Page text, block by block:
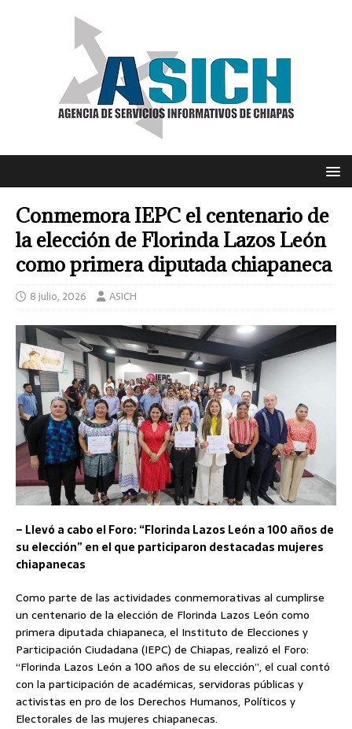
Conmemora IEPC el centenario de
la elección de Florinda Lazos León
como primera diputada chiapaneca
8 julio, 2026 ASICH
– Llevó a cabo el Foro: “Florinda Lazos León a 100 años de
su elección” en el que participaron destacadas mujeres
chiapanecas
Como parte de las actividades conmemorativas al cumplirse
un centenario de la elección de Florinda Lazos León como
primera diputada chiapaneca, el Instituto de Elecciones y
Participación Ciudadana (IEPC) de Chiapas, realizó el Foro:
“Florinda Lazos León a 100 años de su elección”, el cual contó
con la participación de académicas, servidoras públicas y
activistas en pro de los Derechos Humanos, Políticos y
Electorales de las mujeres chiapanecas.